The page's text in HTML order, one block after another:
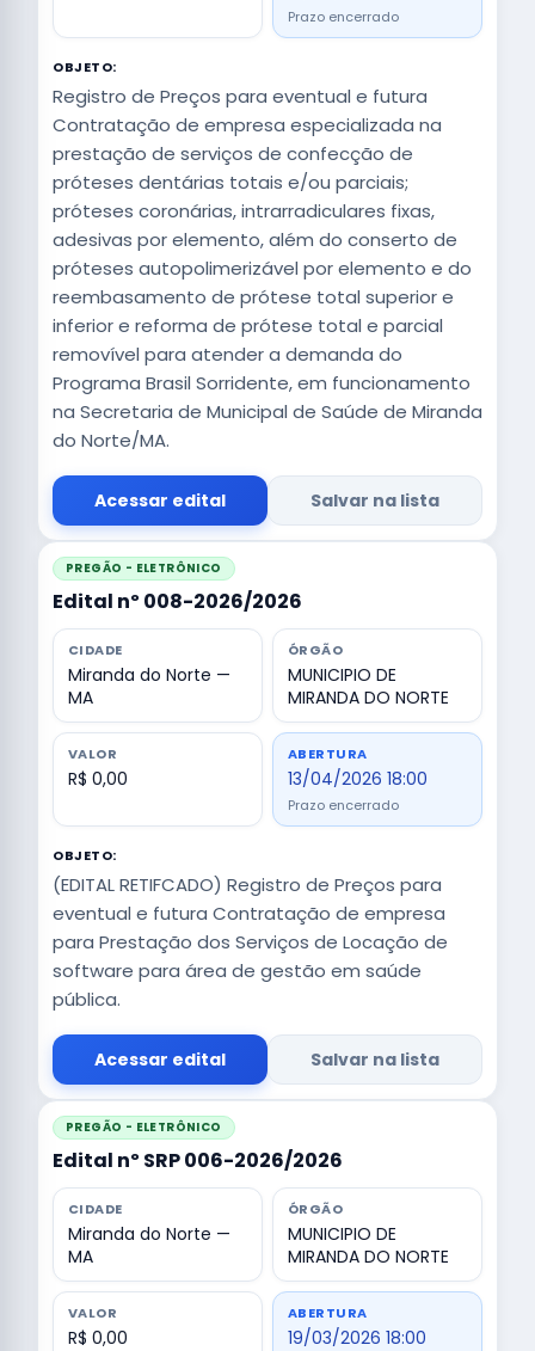
Prazo encerrado
OBJETO:
Registro de Preços para eventual e futura
Contratação de empresa especializada na
prestação de serviços de confecção de
próteses dentárias totais e/ou parciais;
próteses coronárias, intrarradiculares fixas,
adesivas por elemento, além do conserto de
próteses autopolimerizável por elemento e do
reembasamento de prótese total superior e
inferior e reforma de prótese total e parcial
removível para atender a demanda do
Programa Brasil Sorridente, em funcionamento
na Secretaria de Municipal de Saúde de Miranda
do Norte/MA.
Acessar edital Salvar na lista
PREGÃO - ELETRÔNICO
Edital nº 008-2026/2026
CIDADE
Miranda do Norte —
MA
ÓRGÃO
MUNICIPIO DE
MIRANDA DO NORTE
VALOR
R$ 0,00
ABERTURA
13/04/2026 18:00
Prazo encerrado
OBJETO:
(EDITAL RETIFCADO) Registro de Preços para
eventual e futura Contratação de empresa
para Prestação dos Serviços de Locação de
software para área de gestão em saúde
pública.
Acessar edital Salvar na lista
PREGÃO - ELETRÔNICO
Edital nº SRP 006-2026/2026
CIDADE
Miranda do Norte —
MA
ÓRGÃO
MUNICIPIO DE
MIRANDA DO NORTE
VALOR
R$ 0,00
ABERTURA
19/03/2026 18:00